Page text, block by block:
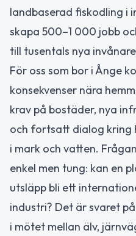
landbaserad fiskodling i
skapa 500–1 000 jobb
till tusentals nya
För oss som bor i Ånge
konsekvenser nära
krav på bostäder, nya
och fortsatt dialog kring
i mark och vatten.
enkel men tung: kan en
utsläpp bli ett
industri? Det är svaret
i mötet mellan älv,